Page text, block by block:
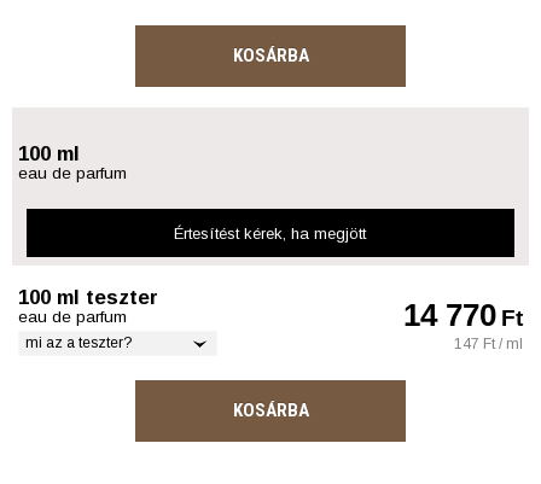
KOSÁRBA
100 ml
eau de parfum
Értesítést kérek , ha megjött
100 ml teszter
eau de parfum
mi az a teszter?
14 770Ft
147 Ft / ml
KOSÁRBA